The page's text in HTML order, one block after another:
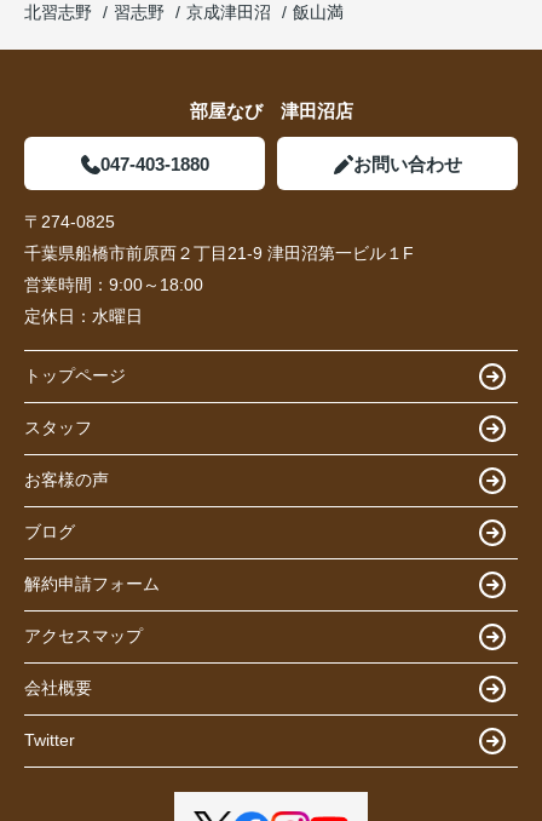
北習志野
習志野 京成津田沼 飯山満
部屋なび 津田沼店
047-403-1880 お問い合わせ
〒274-0825
千葉県船橋市前原西２丁目21-9 津田沼第一ビル１F
営業時間： 9:00～18:00
定休日： 水曜日
トップページ
スタッフ
お客様の声
ブログ
解約申請フォーム
アクセスマップ
会社概要
Twitter